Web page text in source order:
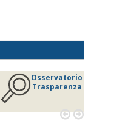
Osservatorio
Trasparenza
 